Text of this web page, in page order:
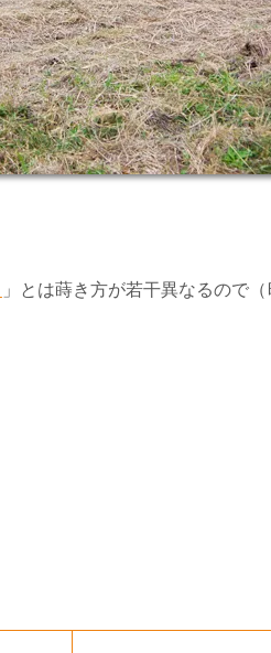
」とは蒔き方が若干異なるので